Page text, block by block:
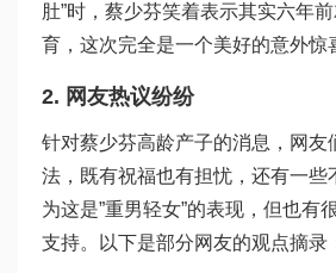
肚”时，蔡少芬笑着表示其实六年
育，这次完全是一个美好的意外惊
2. 网友热议纷纷
针对蔡少芬高龄产子的消息，网友
法，既有祝福也有担忧，还有一些
为这是”重男轻女”的表现，但也有
支持。以下是部分网友的观点摘录